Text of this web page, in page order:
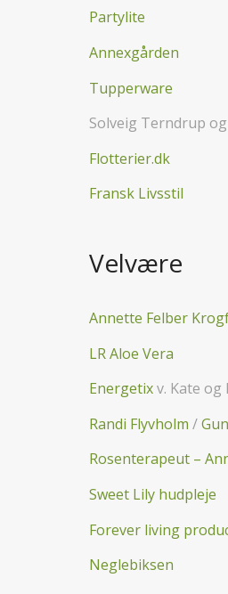
Partylite
Annexgården
Tupperware
Solveig Terndrup
Flotterier.dk
Fransk Livsstil
Velvære
Annette Felber
LR Aloe Vera
Energetixv. Kate og
Randi Flyvholm /
Rosenterapeut –
Sweet Lily hudpleje
Forever living
Neglebiksen